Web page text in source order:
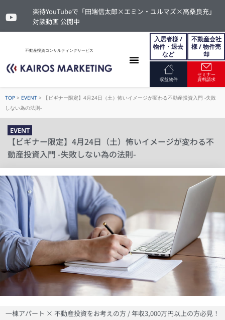
楽待YouTubeで「田端信太郎×エミン・ユルマズ×高桑良充」
対談動画 公開中
不動産投資コンサルティングサービス
入居者様 /
物件・退去
など
不動産会社
様 / 物件売
却
収益物件
セミナー
資料請求
TOP > EVENT >
【ビギナー限定】4月24日（土）怖いイメージが変わる不動産投資入門 -失敗
しない為の法則-
EVENT
【ビギナー限定】4月24日（土）怖いイメージが変わる不
動産投資入門 -失敗しない為の法則-
一棟アパート × 不動産投資をお考えの方 / 年収3,000万円以上の方必見！